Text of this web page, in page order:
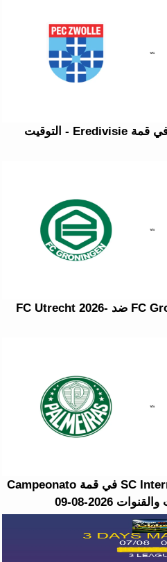
PEC Zwolle ضد AFC Ajax في قمة Eredivisie - التوقيت
موعد وتوقيت مباراة FC Groningen ضد FC Utrecht 2026-
SE Palmeiras ضد SC Internacional في قمة Campeonato